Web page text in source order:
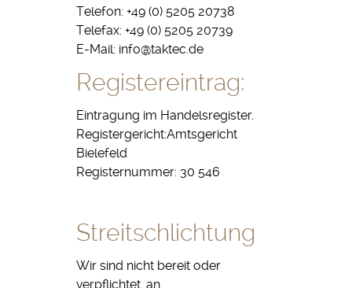
Telefon: +49 (0) 5205 20738
Telefax: +49 (0) 5205 20739
E-Mail: info@taktec.de
Registereintrag:
Eintragung im Handelsregister.
Registergericht:Amtsgericht
Bielefeld
Registernummer: 30 546
Streitschlichtung
Wir sind nicht bereit oder
verpflichtet, an